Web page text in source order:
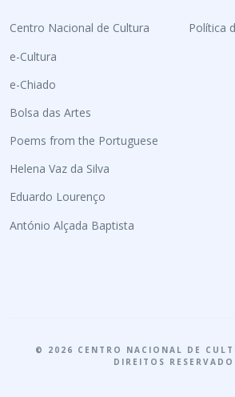
Centro Nacional de Cultura
e-Cultura
e-Chiado
Bolsa das Artes
Poems from the Portuguese
Helena Vaz da Silva
Eduardo Lourenço
António Alçada Baptista
Política
© 2026 CENTRO NACIONAL DE
DIREITOS